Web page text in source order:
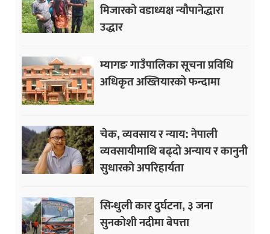
मिजारको वडाध्यक्ष न्यौपानेद्धारा
उद्धार
म्यागङ गाउँपालिका सूचना प्रविधि
अधिकृत अख्तियारको फन्दामा
चेक, व्यवसाय र न्याय: नेपाली
व्यवसायीमाथि बढ्दो अन्याय र कानुनी
सुधारको अपरिहार्यता
सिन्धुली कार दुर्घटना, ३ जना
सुनकोशी नदीमा बेपत्ता